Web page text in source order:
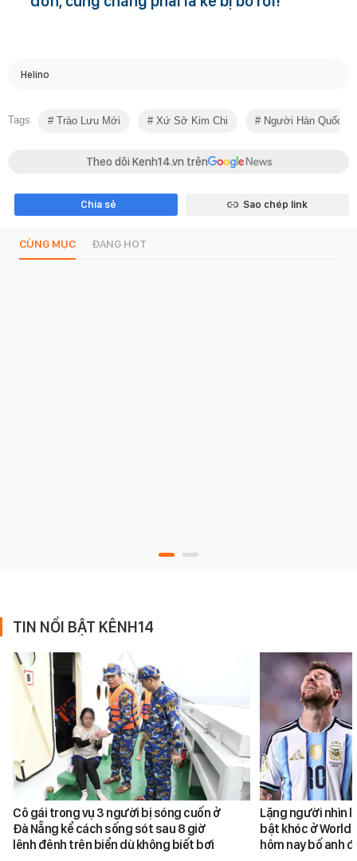
Helino
Tags Trào Lưu Mới Xứ Sở Kim Chi Người Hàn Quốc
Theo dõi Kenh14.vn trên
Chia sẻ Sao chép link
CÙNG MỤC ĐANG HOT
TIN NỔI BẬT KÊNH14
Cô gái trong vụ 3 người bị sóng cuốn ở
Đà Nẵng kể cách sống sót sau 8 giờ
lênh đênh trên biển dù không biết bơi
Lặng người nhìn
bật khóc ở World
hôm nay bố anh